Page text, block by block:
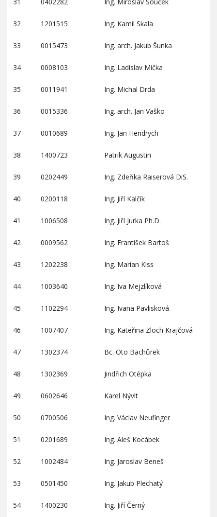
32 1201515 Ing. Kamil Skala
33 0015473 Ing. arch. Jakub Šunka
34 0008103 Ing. Ladislav Mička
35 0011941 Ing. Michal Drda
36 0015336 Ing. arch. Jan Vaško
37 0010689 Ing. Jan Hendrych
38 1400723 Patrik Augustin
39 0202449 Ing. Zdeňka Raiserová DiS.
40 0200118 Ing. Jiří Kalčík
41 1006508 Ing. Jiří Jurka Ph.D.
42 0009562 Ing. František Bartoš
43 1202238 Ing. Marian Kiss
44 1003640 Ing. Iva Mejzlíková
45 1102294 Ing. Ivana Pavlisková
46 1007407 Ing. Kateřina Zloch Krajčová
47 1302374 Bc. Oto Bachůrek
48 1302369 Jindřich Otépka
49 0602646 Karel Nývlt
50 0700506 Ing. Václav Neufinger
51 0201689 Ing. Aleš Kocábek
52 1002484 Ing. Jaroslav Beneš
53 0501450 Ing. Jakub Plechatý
54 1400230 Ing. Jiří Černý